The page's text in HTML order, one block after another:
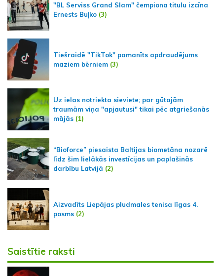
"BL Serviss Grand Slam" čempiona titulu izcīna
Ernests Buļko (3)
Tiešraidē "TikTok" pamanīts apdraudējums
maziem bērniem (3)
Uz ielas notriekta sieviete; par gūtajām
traumām viņa "apjautusi" tikai pēc atgriešanās
mājās (1)
“Bioforce” piesaista Baltijas biometāna nozarē
līdz šim lielākās investīcijas un paplašinās
darbību Latvijā (2)
Aizvadīts Liepājas pludmales tenisa līgas 4.
posms (2)
Saistītie raksti